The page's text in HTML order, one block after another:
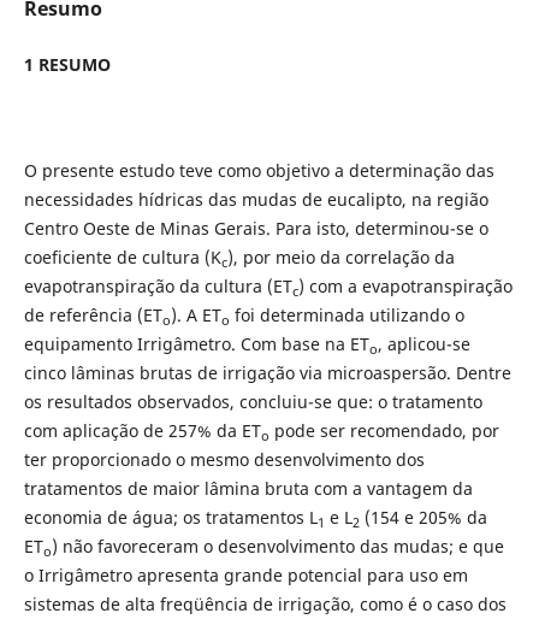
Resumo
1 RESUMO
O presente estudo teve como objetivo a determinação das
necessidades hídricas das mudas de eucalipto, na região
Centro Oeste de Minas Gerais. Para isto, determinou-se o
coeficiente de cultura (Kc), por meio da correlação da
evapotranspiração da cultura (ETc) com a evapotranspiração
de referência (ETo). A ETo foi determinada utilizando o
equipamento Irrigâmetro. Com base na ETo, aplicou-se
cinco lâminas brutas de irrigação via microaspersão. Dentre
os resultados observados, concluiu-se que: o tratamento
com aplicação de 257% da ETo pode ser recomendado, por
ter proporcionado o mesmo desenvolvimento dos
tratamentos de maior lâmina bruta com a vantagem da
economia de água; os tratamentos L1 e L2 (154 e 205% da
ETo) não favoreceram o desenvolvimento das mudas; e que
o Irrigâmetro apresenta grande potencial para uso em
sistemas de alta freqüência de irrigação, como é o caso dos